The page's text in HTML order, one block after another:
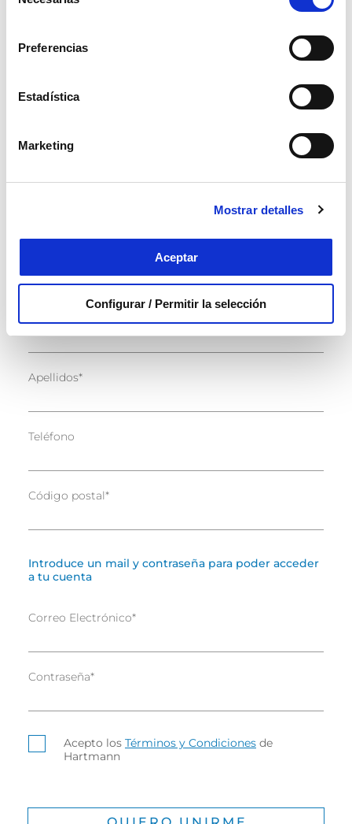
Preferencias
Estadística
Marketing
Mostrar detalles
Aceptar
Configurar / Permitir la selección
TENSIÓN ARTERIAL!
a tu email las 10 reglas de oro para medir la
tensión arterial. Además, formando parte de
materiales, recursos y ventajas únicas, GRATIS
y sin ningún compromiso.
O
Apellidos*
Teléfono
Código postal*
Introduce un mail y contraseña para poder acceder
a tu cuenta
Correo Electrónico*
Contraseña*
Acepto los Términos y Condiciones de
Hartmann